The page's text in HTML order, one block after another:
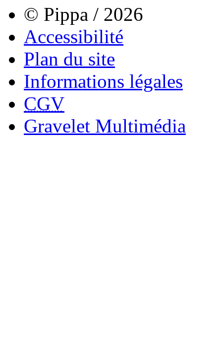
© Pippa / 2026
Accessibilité
Plan du site
Informations légales
CGV
Gravelet Multimédia